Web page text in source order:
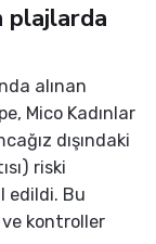
plajlarda
alınan
Mico Kadınlar
dışındaki
riski
edildi. Bu
kontroller